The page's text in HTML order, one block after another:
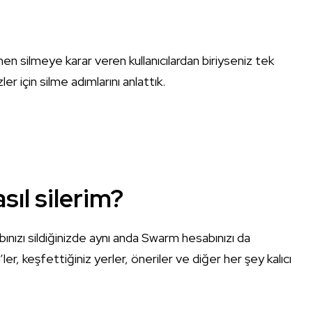
silmeye karar veren kullanıcılardan biriyseniz tek
için silme adımlarını anlattık.
silerim?
sildiğinizde aynı anda Swarm hesabınızı da
keşfettiğiniz yerler, öneriler ve diğer her şey kalıcı